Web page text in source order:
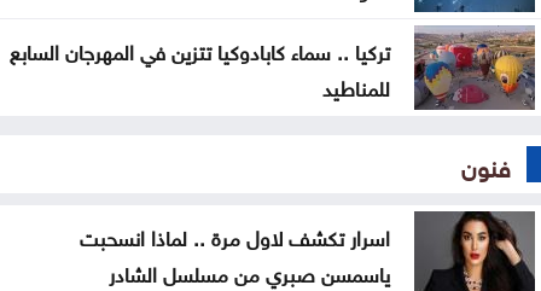
تركيا .. سماء كابادوكيا تتزين في المهرجان السابع
للمناطيد
فنون
اسرار تكشف لاول مرة .. لماذا انسحبت
ياسمسن صبري من مسلسل الشادر